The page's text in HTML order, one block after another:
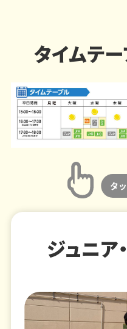
タイムテー
ジュニア